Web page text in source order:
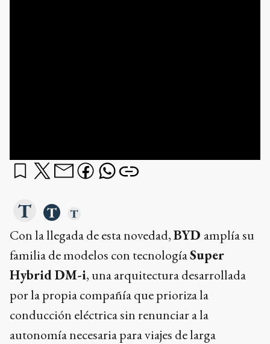
Con la llegada de esta novedad,BYD amplía su
familia de modelos con tecnologíaSuper
Hybrid DM-i, una arquitectura desarrollada
por la propia compañía que prioriza la
conducción eléctrica sin renunciar a la
autonomía necesaria para viajes de larga